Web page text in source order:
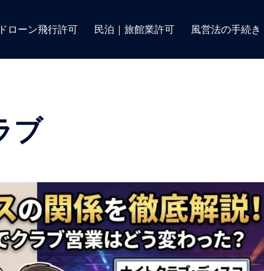
ローン飛行許可 民泊｜旅館業許可 風営法の手続き
ブ